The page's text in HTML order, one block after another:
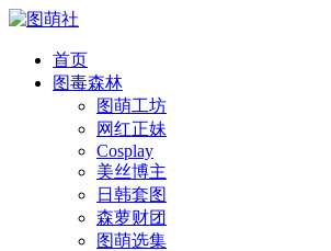
首页
图毒森林
图萌工坊
网红正妹
Cosplay
美丝博主
日韩套图
森萝财团
图萌选集